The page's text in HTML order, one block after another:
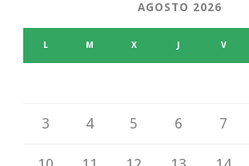
AGOSTO 2026
L M X J V
3 4 5 6 7